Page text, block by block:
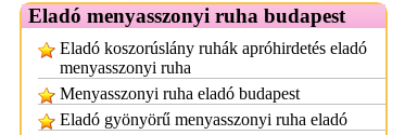
Eladó menyasszonyi ruha budapest
Eladó koszorúslány ruhák apróhirdetés eladó
menyasszonyi ruha
Menyasszonyi ruha eladó budapest
Eladó gyönyörű menyasszonyi ruha eladó